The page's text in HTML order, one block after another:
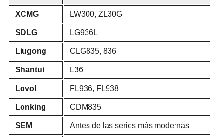
XCMG LW300, ZL30G
SDLG LG936L
Liugong CLG835, 836
Shantui L36
Lovol FL936, FL938
Lonking CDM835
SEM Antes de las series más modernas